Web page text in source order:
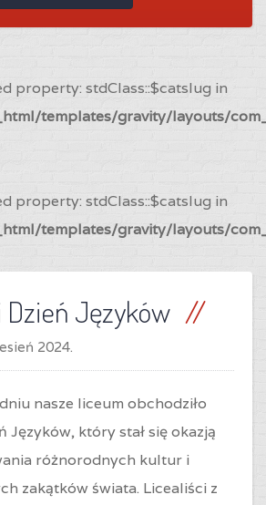
property: stdClass::$catslug in
templates/gravity/layouts/
property: stdClass::$catslug in
templates/gravity/layouts/
Dzień Języków
2024.
nasze liceum obchodziło
Języków, który stał się okazją
różnorodnych kultur i
zakątków świata. Licealiści z